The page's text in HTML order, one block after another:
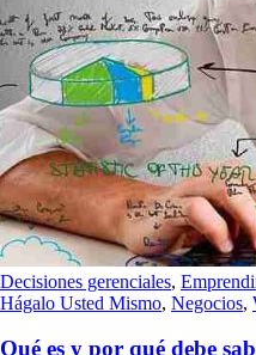
Decisiones gerenciales,
Hágalo Usted Mismo, Negocios,
Qué es y por qué debe